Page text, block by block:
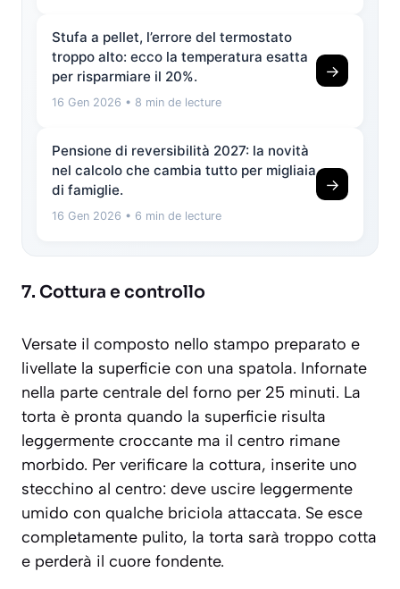
Stufa a pellet, l’errore del termostato
troppo alto: ecco la temperatura esatta
per risparmiare il 20%.
16 Gen 2026 • 8 min de lecture
→
Pensione di reversibilità 2027: la novità
nel calcolo che cambia tutto per migliaia
di famiglie.
16 Gen 2026 • 6 min de lecture
→
7. Cottura e controllo
Versate il composto nello stampo preparato e
livellate la superficie con una spatola. Infornate
nella parte centrale del forno per 25 minuti. La
torta è pronta quando la superficie risulta
leggermente croccante ma il centro rimane
morbido. Per verificare la cottura, inserite uno
stecchino al centro: deve uscire leggermente
umido con qualche briciola attaccata. Se esce
completamente pulito, la torta sarà troppo cotta
e perderà il cuore fondente.